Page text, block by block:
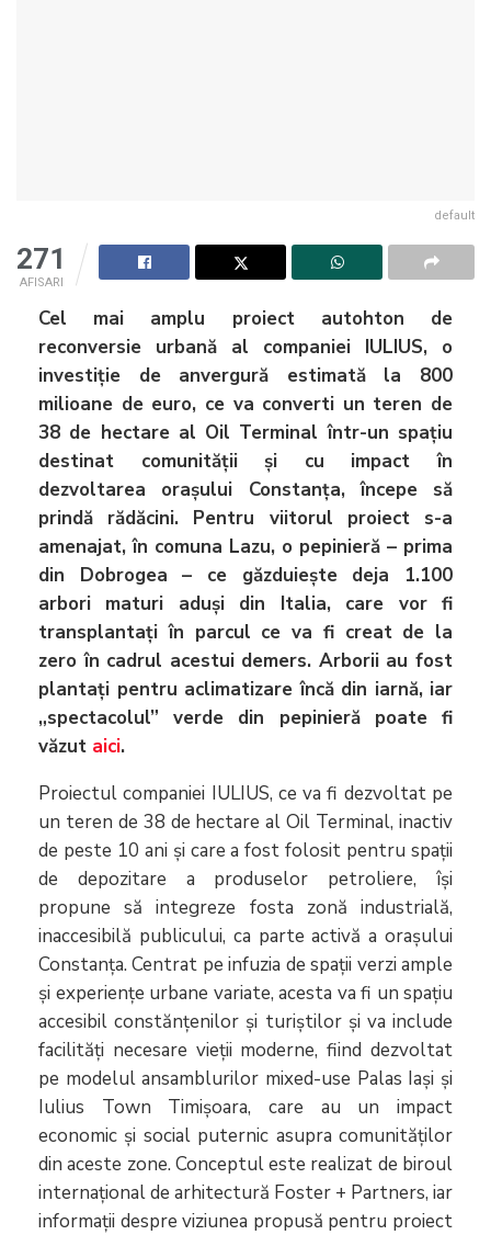
default
271
AFISARI
Cel mai amplu proiect autohton de
reconversie urbană al companiei IULIUS, o
investiție de anvergură estimată la 800
milioane de euro, ce va converti un teren de
38 de hectare al Oil Terminal într-un spațiu
destinat comunității și cu impact în
dezvoltarea orașului Constanța, începe să
prindă rădăcini. Pentru viitorul proiect s-a
amenajat, în comuna Lazu, o pepinieră – prima
din Dobrogea – ce găzduiește deja 1.100
arbori maturi aduși din Italia, care vor fi
transplantați în parcul ce va fi creat de la
zero în cadrul acestui demers. Arborii au fost
plantați pentru aclimatizare încă din iarnă, iar
„spectacolul” verde din pepinieră poate fi
văzut aici.
Proiectul companiei IULIUS, ce va fi dezvoltat pe
un teren de 38 de hectare al Oil Terminal, inactiv
de peste 10 ani și care a fost folosit pentru spații
de depozitare a produselor petroliere, își
propune să integreze fosta zonă industrială,
inaccesibilă publicului, ca parte activă a orașului
Constanța. Centrat pe infuzia de spații verzi ample
și experiențe urbane variate, acesta va fi un spațiu
accesibil constănțenilor și turiștilor și va include
facilități necesare vieții moderne, fiind dezvoltat
pe modelul ansamblurilor mixed-use Palas Iași și
Iulius Town Timișoara, care au un impact
economic și social puternic asupra comunităților
din aceste zone. Conceptul este realizat de biroul
internațional de arhitectură Foster + Partners, iar
informații despre viziunea propusă pentru proiect